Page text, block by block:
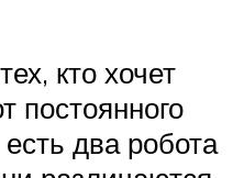
кто хочет
постоянного
два робота